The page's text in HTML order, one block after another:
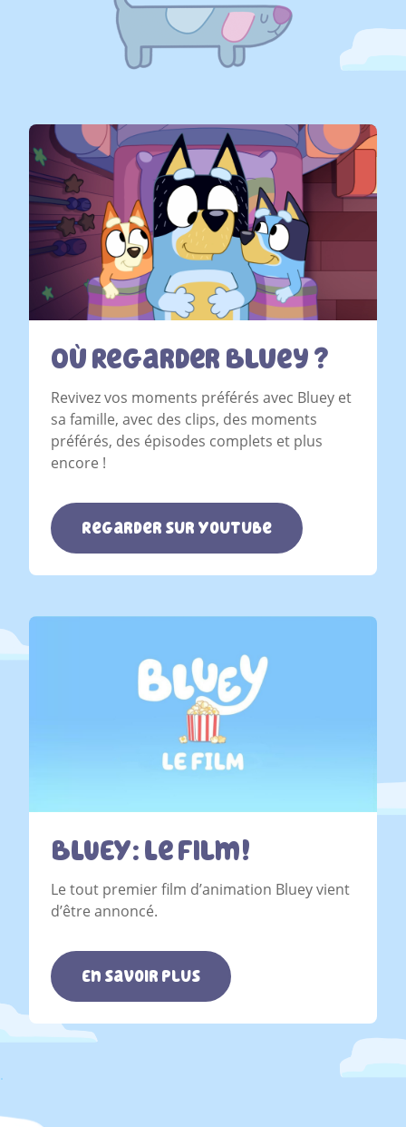
Où Regarder Bluey ?
Revivez vos moments préférés avec Bluey et
sa famille, avec des clips, des moments
préférés, des épisodes complets et plus
encore !
Regarder sur YouTube
BLUEY: Le Film!
Le tout premier film d’animation Bluey vient
d’être annoncé.
En savoir plus
.